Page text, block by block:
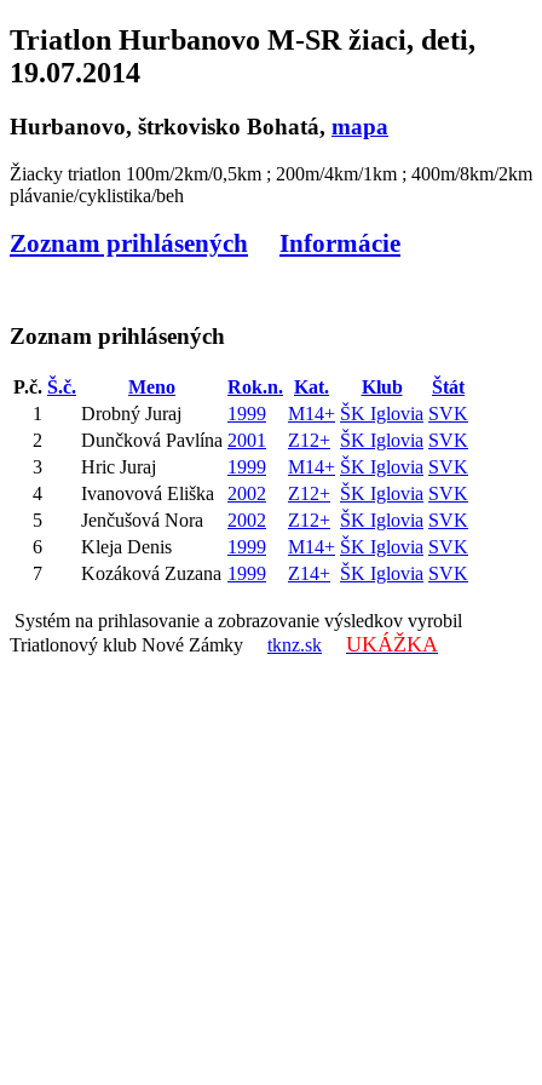
Triatlon Hurbanovo M-SR žiaci, deti,
19.07.2014
Hurbanovo, štrkovisko Bohatá, mapa
Žiacky triatlon 100m/2km/0,5km ; 200m/4km/1km ; 400m/8km/2km
plávanie/cyklistika/beh
Zoznam prihlásených Informácie
Zoznam prihlásených
P.č. Š.č. Meno Rok.n. Kat. Klub
Štát
1
Drobný Juraj 1999 M14+ ŠK Iglovia SVK
2
Dunčková Pavlína 2001 Z12+ ŠK Iglovia SVK
3
Hric Juraj 1999 M14+ ŠK Iglovia SVK
4
Ivanovová Eliška 2002 Z12+ ŠK Iglovia SVK
5
Jenčušová Nora 2002 Z12+ ŠK Iglovia SVK
6
Kleja Denis 1999 M14+ ŠK Iglovia SVK
7
Kozáková Zuzana 1999 Z14+ ŠK Iglovia SVK
Systém na prihlasovanie a zobrazovanie výsledkov vyrobil
Triatlonový klub Nové Zámky tknz.sk UKÁŽKA